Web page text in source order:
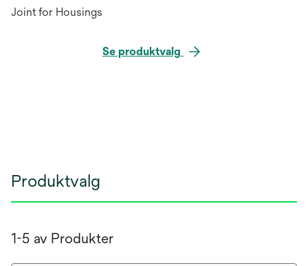
Joint for Housings
Se produktvalg
Produktvalg
1-5 av Produkter